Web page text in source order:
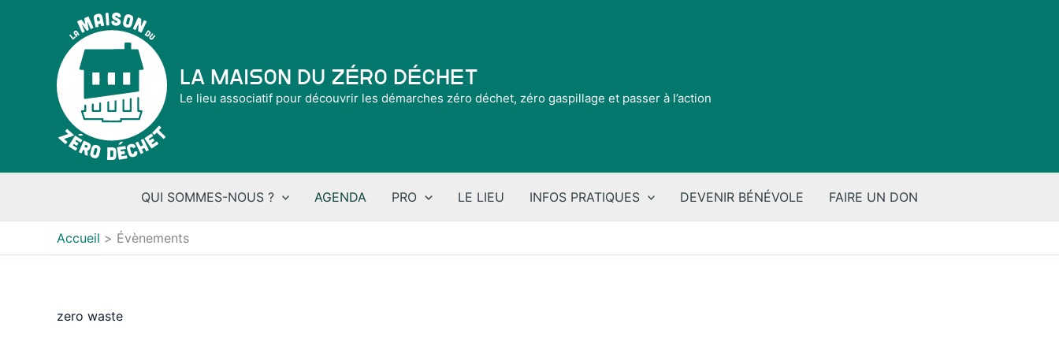
La Maison du Zéro Déchet
Le lieu associatif pour découvrir les démarches zéro déchet, zéro gaspillage et passer à l’action
QUI SOMMES-NOUS ? AGENDA PRO LE LIEU INFOS PRATIQUES DEVENIR BÉNÉVOLE FAIRE UN DON
Accueil Évènements
zero waste